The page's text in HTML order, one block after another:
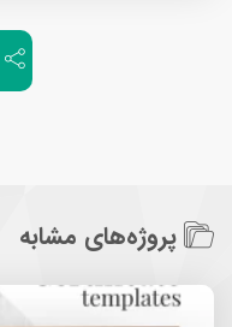
پروژه‌های مشابه